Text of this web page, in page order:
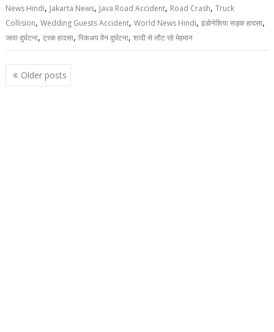
News Hindi, Jakarta News, Java Road Accident, Road Crash,Truck
Collision,Wedding Guests Accident,World News Hindi,इंडोनेशिया सड़क हादसा,
जावा दुर्घटना,ट्रक हादसा,पिकअप वैन दुर्घटना,शादी से लौट रहे मेहमान
Posts
navigation
Older posts